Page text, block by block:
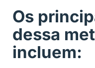
Os
dessa
incluem: